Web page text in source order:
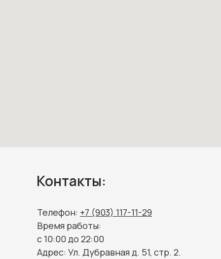
Контакты:
Телефон: +7 (903) 117-11-29
Время работы:
c 10:00 до 22:00
Адрес: Ул. Дубравная д. 51, стр. 2.